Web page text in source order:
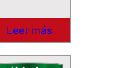
Leer más